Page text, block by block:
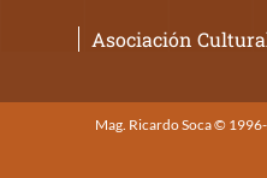
Asociación
Mag. Ricardo Soca ©